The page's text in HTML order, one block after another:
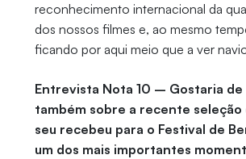
reconhecimento internacional da
dos nossos filmes e, ao mesmo
ficando por aqui meio que a ver
Entrevista Nota 10 – Gostaria de
também sobre a recente seleção
seu recebeu para o Festival de
um dos mais importantes